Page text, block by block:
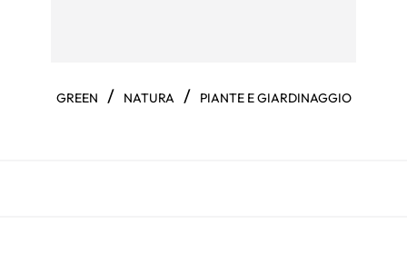
GREEN / NATURA / PIANTE E GIARDINAGGIO